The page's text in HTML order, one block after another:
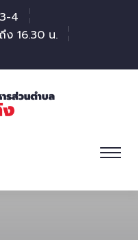
4
ง 16.30 น.